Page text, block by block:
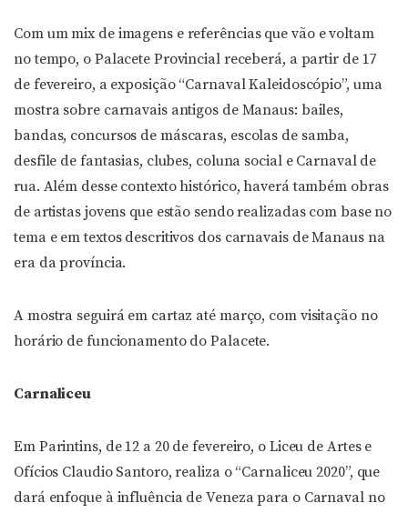
Com um mix de imagens e referências que vão e voltam
no tempo, o Palacete Provincial receberá, a partir de 17
de fevereiro, a exposição “Carnaval Kaleidoscópio”, uma
mostra sobre carnavais antigos de Manaus: bailes,
bandas, concursos de máscaras, escolas de samba,
desfile de fantasias, clubes, coluna social e Carnaval de
rua. Além desse contexto histórico, haverá também obras
de artistas jovens que estão sendo realizadas com base no
tema e em textos descritivos dos carnavais de Manaus na
era da província.
A mostra seguirá em cartaz até março, com visitação no
horário de funcionamento do Palacete.
Carnaliceu
Em Parintins, de 12 a 20 de fevereiro, o Liceu de Artes e
Ofícios Claudio Santoro, realiza o “Carnaliceu 2020”, que
dará enfoque à influência de Veneza para o Carnaval no